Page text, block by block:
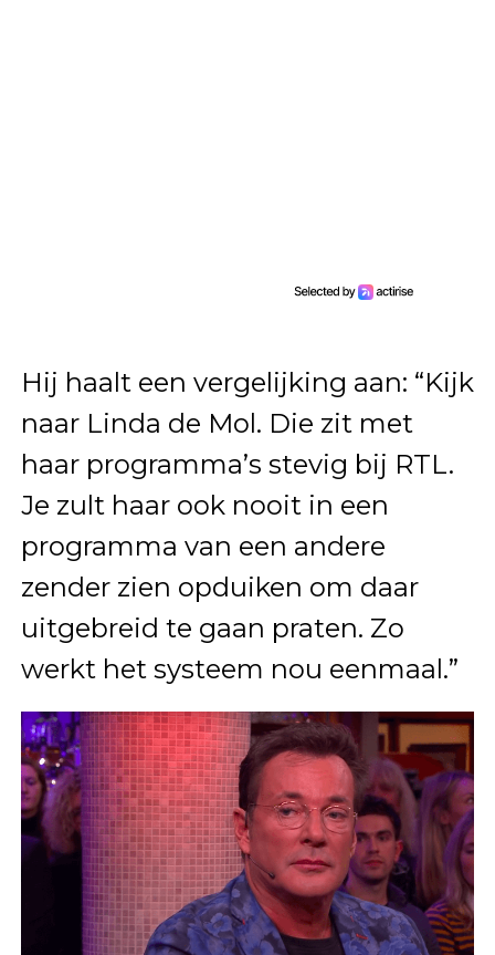
Hij haalt een vergelijking aan: “Kijk
naar Linda de Mol. Die zit met
haar programma’s stevig bij RTL.
Je zult haar ook nooit in een
programma van een andere
zender zien opduiken om daar
uitgebreid te gaan praten. Zo
werkt het systeem nou eenmaal.”